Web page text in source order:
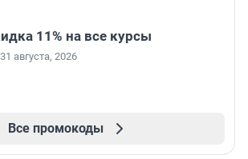
11% на все курсы
августа, 2026
Все промокоды